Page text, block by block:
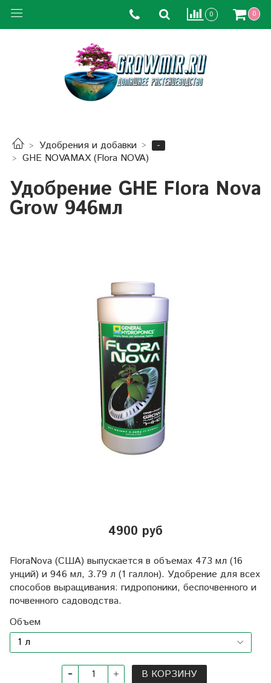
0 0
Удобрения и добавки
-
GHE NOVAMAX (Flora NOVA)
Удобрение GHE Flora Nova
Grow 946мл
4900 руб
FloraNova (США) выпускается в объемах 473 мл (16
унций) и 946 мл, 3.79 л (1 галлон). Удобрение для всех
способов выращивания: гидропоники, беспочвенного и
почвенного садоводства.
Объем
В КОРЗИНУ